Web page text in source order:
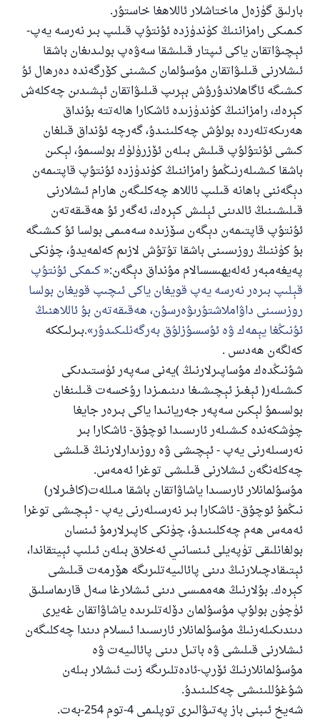
بارلىق گۈزەل ماختاشلار ئاللاھغا خاستۇر.
كىمىكى رامزاننىڭ كۈندۈزدە ئۇنتۇپ قىلىپ بىر نەرسە يەپ-
ئېچىۋاتقان ياكى ئىپتار قىلىشقا سەۋەپ بولىدىغان باشقا
ئىشلارنى قىلىۋاتقان مۇسۇلمان كىشىنى كۆرگەندە دەرھال ئۇ
كىشىگە ئاگاھلاندۇرۇش بېرىپ قىلىۋاتقان ئېشىدىن چەكلەش
كېرەك، رامزاننىڭ كۈندۈزىدە ئاشكارا ھالەتتە بۇنداق
ھەرىكەتلەردە بولۇش چەكلىنىدۇ، گەرچە ئۇنداق قىلغان
كىشى ئۇنتۇلۇپ قىلىش بىلەن ئۆزرۈلۈك بولسىمۇ، لېكىن
باشقا كىشىلەرنىڭمۇ رامزاننىڭ كۈندۈزدە ئۇنتۇپ قاپتىمەن
دېگەننى باھانە قىلىپ ئاللاھ چەكلىگەن ھارام ئىشلارنى
قىلىشىنىڭ ئالدىنى ئېلىش كېرەك، ئەگەر ئۇ ھەقىقەتەن
ئۇنتۇپ قاپتىمەن دېگەن سۆزىدە سەمىمى بولسا ئۇ كىشىگە
بۇ كۈننىڭ روزىسىنى باشقا تۇتۇش لازىم كەلمەيدۇ، چۈنكى
پەيغەمبەر ئەلەيھىسسالام مۇنداق دېگەن: كىمكى ئۇنتۇپ
قېلىپ بىرەر نەرسە يەپ قويغان ياكى ئىچىپ قويغان بولسا
روزىسىنى داۋاملاشتۇرىۋەرسۇن، ھەقىقەتەن بۇ ئاللاھنىڭ
ئۇنىڭغا يېمەك ۋە ئۇسسۇزلۇق بەرگەنلىكىدۇر .بىرلىككە
كەلگەن ھەدىس .
شۇنىڭدەك مۇساپىرلارنىڭ )يەنى سەپەر ئۈستىدىكى
كىشىلەر( ئېغىز ئېچىشىغا دىنىمىزدا رۇخسەت قىلىنغان
بولسىمۇ لېكىن سەپەر جەريانىدا ياكى بىرەر جايغا
چۈشكەندە كىشىلەر ئارىسىدا ئوچۇق- ئاشكارا بىر
نەرسىلەرنى يەپ - ئېچىشى ۋە روزىدارلارنىڭ قىلىشى
چەكلەنگەن ئىشلارنى قىلىشى توغرا ئەمەس.
مۇسۇلمانلار ئارىسىدا ياشاۋاتقان باشقا مىللەت(كافىرلار)
نىڭمۇ ئوچۇق- ئاشكارا بىر نەرسىلەرنى يەپ - ئېچىشى توغرا
ئەمەس ھەم چەكلىنىدۇ، چۈنكى كاپىرلارمۇ ئىنسان
بولغانلىقى تۈپەيلى ئىنسانىي ئەخلاق بىلەن ئىلىپ ئېيتقاندا،
ئېتىقادچىلارنىڭ دىنى پائالىيەتلىرىگە ھۆرمەت قىلىشى
كېرەك. بۇلارنىڭ ھەممىسى دىنى ئىشلارغا سەل قارىماسلىق
ئۈچۈن بولۇپ مۇسۇلمان دۆلەتلىرىدە ياشاۋاتقان غەيرى
دىندىكىلەرنىڭ مۇسۇلمانلار ئارىسىدا ئىسلام دىندا چەكلىگەن
ئىشلارنى قىلىشى ۋە باتىل دىنى پائالىيەت ۋە
مۇسۇلمانلارنىڭ ئۆرپ-ئادەتلىرىگە زىت ئىشلار بىلەن
شۇغۇللىنىشى چەكلىنىدۇ.
شەيخ ئىبنى باز پەتىۋالىرى توپلىمى 4-توم 254-بەت.
110845 - نومۇرلۇق سوئالنىڭ جاۋابى
ئائىلىنى ساقلاپ قالدى
ئۇممەتكە جاۋاپ بېرىشىمىزگە ياردەم قىلىڭ
پەيغەمبەرئەلەيھىسسالام مۇنداق دېگەن:
ياخشىلىققا باشلارپ قويغان كىشى قىلغۇچىغا
ئوخشاش ساۋاپقا ئېرىشىدۇ
مۇسلىم رىۋايەت قىلغان (1893) ھەدىس
ئىئائە